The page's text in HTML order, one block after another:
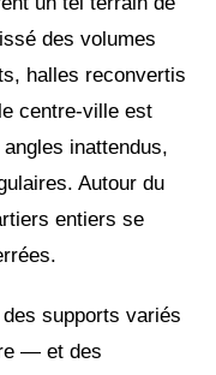
des volumes
halles reconvertis
centre-ville est
inattendus,
Autour du
entiers se
supports variés
— et des